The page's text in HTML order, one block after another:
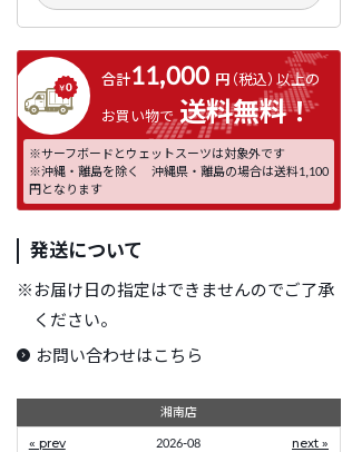
合計11,000 円（税込）以上の
お買い物で 送料無料！
※サーフボードとウェットスーツは対象外です
※沖縄・離島を除く 沖縄県・離島の場合は送料1,100
円となります
発送について
※ お届け日の指定はできませんのでご了承
ください。
お問い合わせはこちら
湘南店
« prev
2026-08 next »